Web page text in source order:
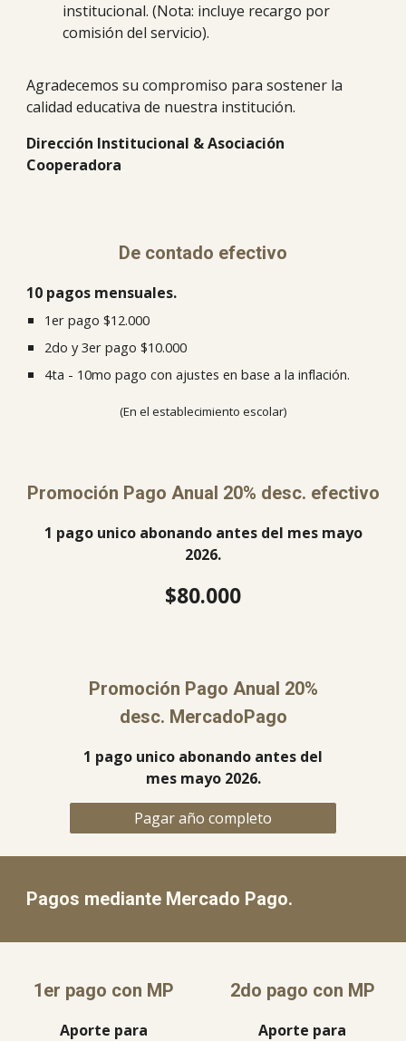
institucional. (Nota: incluye recargo por
comisión del servicio).
Agradecemos su compromiso para sostener la
calidad educativa de nuestra institución.
Dirección Institucional & Asociación
Cooperadora
De contado efectivo
10 pagos mensuales.
1er pago $12.000
2do y 3er pago $10.000
4ta - 10mo pago con ajustes en base a la inflación.
(En el establecimiento escolar)
Promoción Pago Anual 20% desc. efectivo
1 pago unico abonando antes del mes mayo
2026.
$80.000
Promoción Pago Anual 20%
desc. MercadoPago
1 pago unico abonando antes del
mes mayo 2026.
Pagar año completo
Pagos mediante Mercado Pago.
1er pago con MP
Aporte para
2do pago con MP
Aporte para